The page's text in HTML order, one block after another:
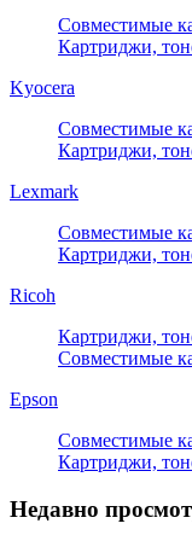
Совместимые
Картриджи,
Kyocera
Совместимые
Картриджи,
Lexmark
Совместимые
Картриджи,
Ricoh
Картриджи,
Совместимые
Epson
Совместимые
Картриджи,
Недавно